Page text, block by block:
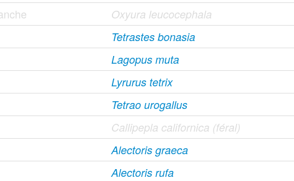
Oxyura leucocephala
Tetrastes bonasia
Lagopus muta
Lyrurus tetrix
Tetrao urogallus
Callipepla californica (féral)
Alectoris graeca
Alectoris rufa